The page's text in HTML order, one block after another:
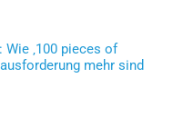
‚100 pieces of
mehr sind